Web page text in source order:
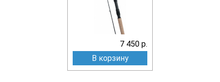
7 450 р.
В корзину